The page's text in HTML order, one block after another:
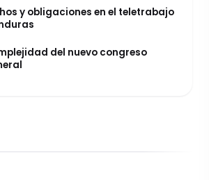
y obligaciones en el teletrabajo
del nuevo congreso